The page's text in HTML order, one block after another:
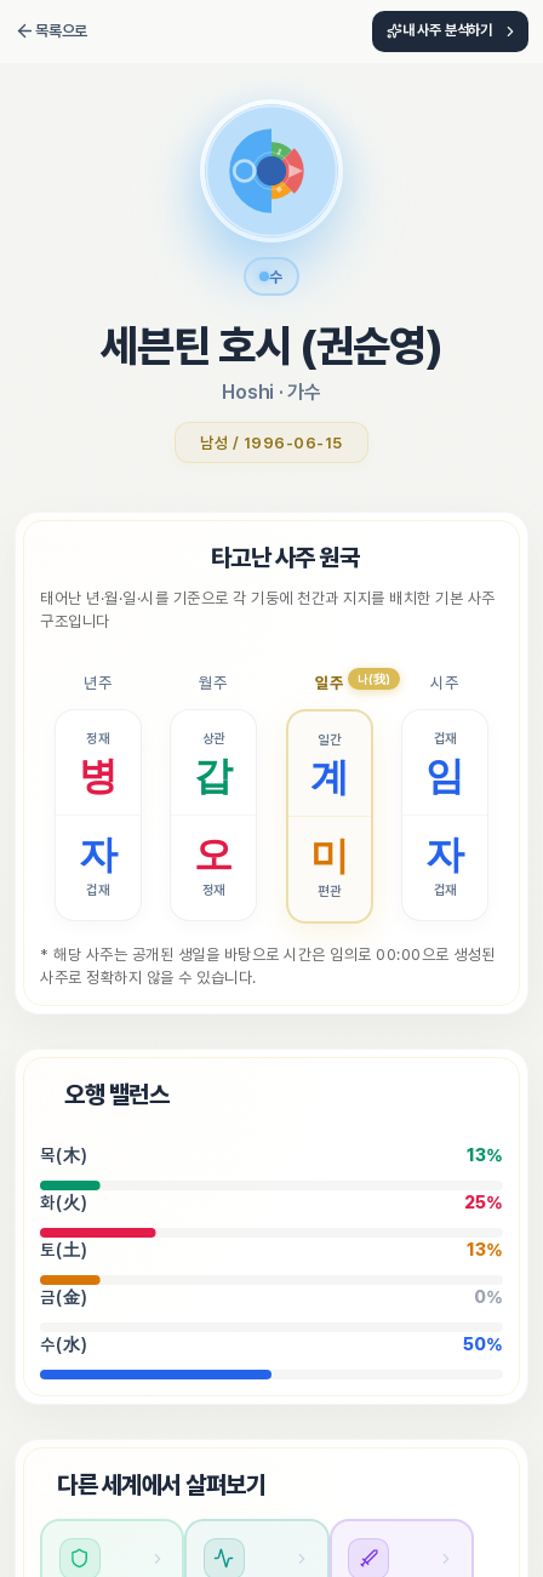
목록으로 내 사주 분석하기
수
세븐틴 호시 (권순영)
Hoshi · 가수
남성 / 1996-06-15
타고난 사주 원국
태어난 년·월·일·시를 기준으로 각 기둥에 천간과 지지를 배치한 기본 사주
구조입니다
시주
겁재
임
자
겁재
일주
일간
계
미
편관
나(我)
월주
상관
갑
오
정재
년주
정재
병
자
겁재
* 해당 사주는 공개된 생일을 바탕으로 시간은 임의로 00:00으로 생성된
사주로 정확하지 않을 수 있습니다.
오행 밸런스
목(木) 13%
화(火) 25%
토(土) 13%
금(金) 0%
수(水) 50%
다른 세계에서 살펴보기